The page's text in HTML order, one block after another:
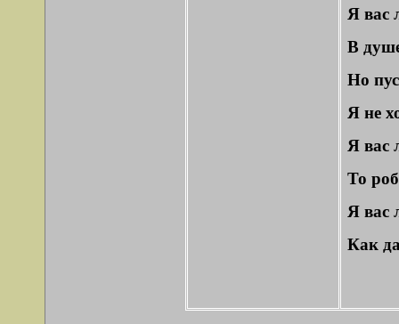
Я вас
В
Но
Я не
Я вас
То
Я вас
Как